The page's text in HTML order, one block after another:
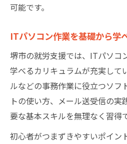
可能です。
ITパソコン作業を基礎から学
堺市の就労支援では、ITパソコ
学べるカリキュラムが充実して
ルなどの事務作業に役立つソフ
トの使い方、メール送受信の実
要な基本スキルを無理なく習得
初心者がつまずきやすいポイン